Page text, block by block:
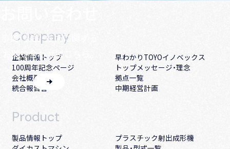
事業・製品・技術に関する
お問い合わせはこちら。
Company
企業情報トップ
早わかりTOYOイノベックス
100周年記念ページ
トップメッセージ・理念
会社概要・沿革
拠点一覧
統合報告書
中期経営計画
Product
製品情報トップ
プラスチック射出成形機